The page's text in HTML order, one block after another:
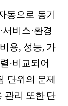
동으로 동기
비스·환경
용, 성능, 가
·비교되어
단위의 문제
관리 또한 단